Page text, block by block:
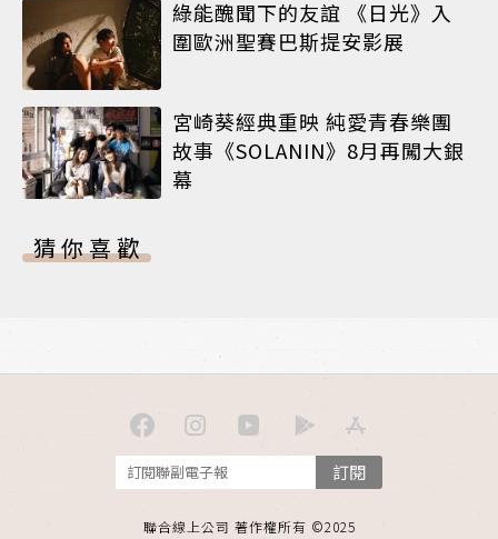
綠能醜聞下的友誼 《日光》入
圍歐洲聖賽巴斯提安影展
宮崎葵經典重映 純愛青春樂團
故事《SOLANIN》8月再闖大銀
幕
猜你喜歡
訂閱
聯合線上公司 著作權所有 ©2025